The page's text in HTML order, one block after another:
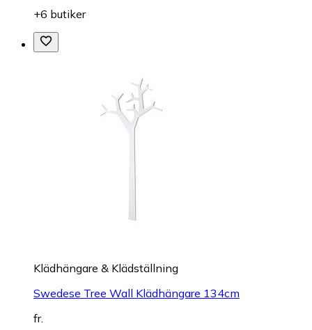
+6 butiker
Klädhängare & Klädställning
Swedese Tree Wall Klädhängare 134cm
fr.